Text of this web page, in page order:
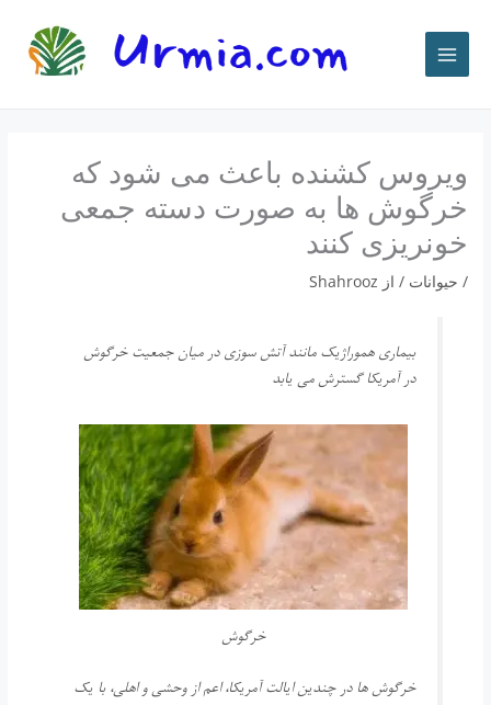
ویروس كشنده باعث می شود که
خرگوش ها به صورت دسته جمعی
خونریزی کنند
/ حيوانات / از Shahrooz
بیماری هموراژیک مانند آتش سوزی در میان جمعیت خرگوش
در آمریکا گسترش می یابد
خرگوش
خرگوش ها در چندین ایالت آمریکا، اعم از وحشی و اهلی، با یک